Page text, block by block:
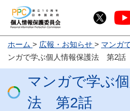
ホーム 広報・お知らせ マンガ
ンガで学ぶ個人情報保護法 第2話
マンガで学ぶ
法 第2話